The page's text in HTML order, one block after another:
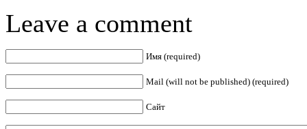
Leave a comment
Имя (required)
Mail (will not be published) (required)
Сайт